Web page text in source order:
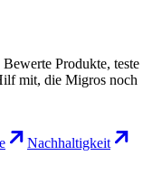
Produkte, teste
mit, die Migros noch
Nachhaltigkeit